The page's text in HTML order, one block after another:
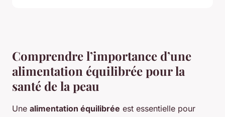
Comprendre l’importance d’une
alimentation équilibrée pour la
santé de la peau
Une alimentation équilibrée est essentielle pour